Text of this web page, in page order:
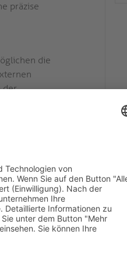
präzise
die
der
HDCP 1.4/2.3
und Display-
Signalverluste
Kontrolle
8K in 4K und
und